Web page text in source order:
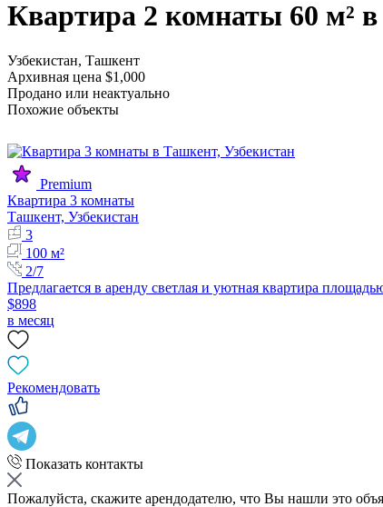
Квартира 2 комнаты 60 м²
Узбекистан, Ташкент
Архивная цена $1,000
Продано или неактуально
Похожие объекты
Premium
Квартира 3 комнаты
Ташкент, Узбекистан
3
100 м²
2/7
Предлагается в аренду светлая и уютная квартира
$898
в месяц
Рекомендовать
Показать контакты
Пожалуйста, скажите арендодателю, что Вы нашли это